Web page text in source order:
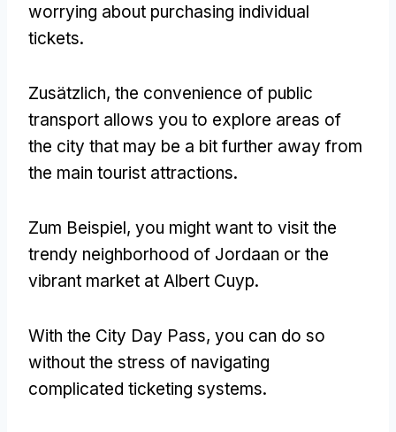
worrying about purchasing individual
tickets.
Zusätzlich, the convenience of public
transport allows you to explore areas of
the city that may be a bit further away from
the main tourist attractions.
Zum Beispiel, you might want to visit the
trendy neighborhood of Jordaan or the
vibrant market at Albert Cuyp.
With the City Day Pass, you can do so
without the stress of navigating
complicated ticketing systems.